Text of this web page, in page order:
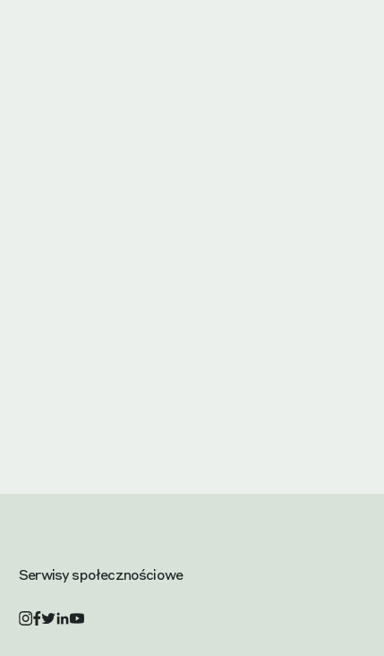
Serwisy społecznościowe